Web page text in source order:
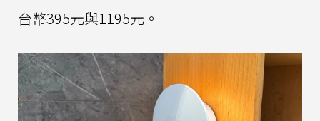
台幣395元與1195元。